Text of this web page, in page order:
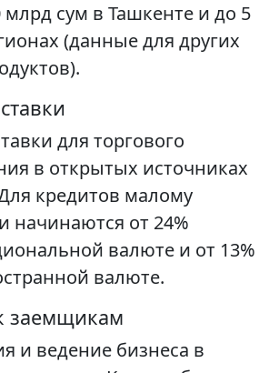
сум в Ташкенте и до 5
(данные для других
для торгового
в открытых источниках
кредитов малому
начинаются от 24%
валюте и от 13%
валюте.
заемщикам
и ведение бизнеса в